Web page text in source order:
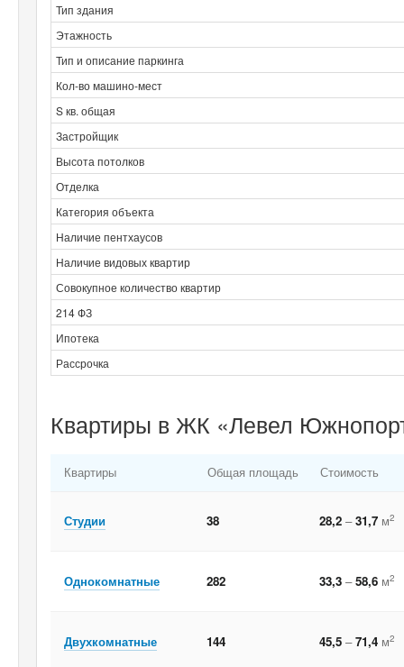
Тип здания
Этажность
Тип и описание паркинга
Кол-во машино-мест
S кв. общая
Застройщик
Высота потолков
Отделка
Категория объекта
Наличие пентхаусов
Наличие видовых квартир
Совокупное количество квартир
214 ФЗ
Ипотека
Рассрочка
Квартиры в ЖК «Левел
Квартиры Общая площадь Стоимость
Студии 38 28,2 –31,7 м2
Однокомнатные 282 33,3 –58,6 м2
Двухкомнатные 144 45,5 –71,4 м2